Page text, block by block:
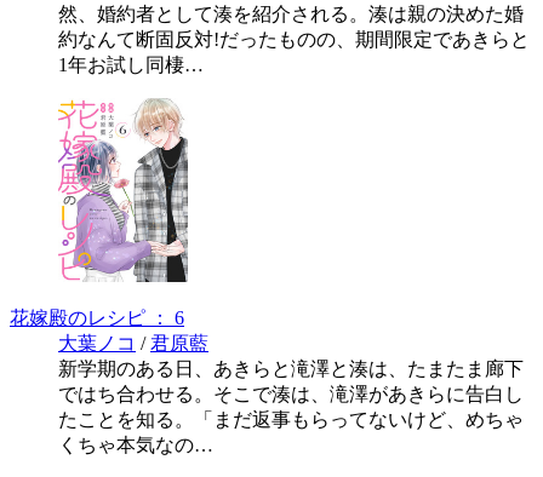
然、婚約者として湊を紹介される。湊は親の決めた婚
約なんて断固反対!だったものの、期間限定であきらと
1年お試し同棲…
花嫁殿のレシピ ： 6
大葉ノコ /君原藍
新学期のある日、あきらと滝澤と湊は、たまたま廊下
ではち合わせる。そこで湊は、滝澤があきらに告白し
たことを知る。「まだ返事もらってないけど、めちゃ
くちゃ本気なの…